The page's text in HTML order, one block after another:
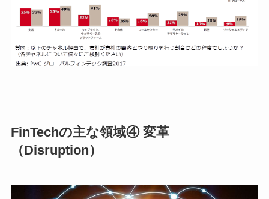
FinTechの主な領域④ 変革
（Disruption）